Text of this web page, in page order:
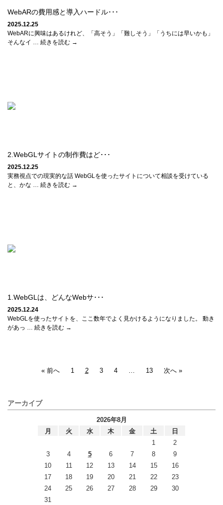
WebARの費用感と導入ハードル･･･
2025.12.25
WebARに興味はあるけれど、「高そう」「難しそう」「うちには早いかも」
そんなイ … 続きを読む →
2.WebGLサイトの制作費はど･･･
2025.12.25
実務視点での現実的な話 WebGLを使ったサイトについて相談を受けている
と、かな … 続きを読む →
1.WebGLは、どんなWebサ･･･
2025.12.24
WebGLを使ったサイトを、ここ数年でよく見かけるようになりました。 動き
があっ … 続きを読む →
« 前へ 1 2 3 4 … 13 次へ »
アーカイブ
2026年8月
月
火 水 木 金 土 日
1
2
3
4 5 6 7 8
9
10
11 12 13 14 15
16
17
18 19 20 21 22
23
24
25 26 27 28 29
30
31